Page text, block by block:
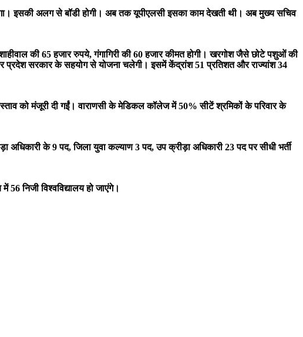
इसकी अलग से बॉडी होगी। अब तक यूपीएलसी इसका काम देखती थी। अब मुख्य सचिव
शाहीवाल की 65 हजार रुपये, गंगागिरी की 60 हजार कीमत होगी। खरगोश जैसे छोटे पशुओं की
प्रदेश सरकार के सहयोग से योजना चलेगी। इसमें केंद्रांश 51 प्रतिशत और राज्यांश 34
को मंजूरी दी गईं। वाराणसी के मेडिकल कॉलेज में 50% सीटें श्रमिकों के परिवार के
के 9 पद, जिला युवा कल्याण 3 पद, उप क्रीड़ा अधिकारी 23 पद पर सीधी भर्ती
निजी विश्वविद्यालय हो जाएंगे।